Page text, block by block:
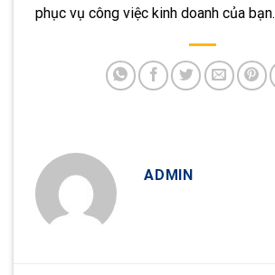
phục vụ công việc kinh doanh của bạn.
ADMIN